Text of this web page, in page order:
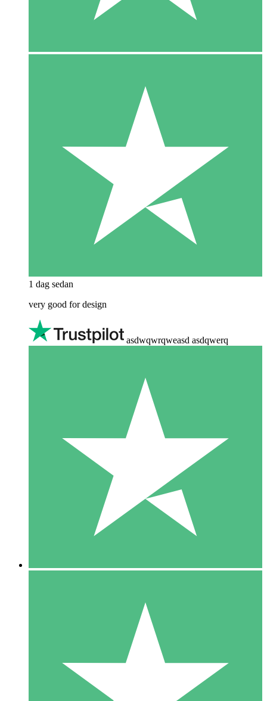
1 dag sedan
very good for design
asdwqwrqweasd asdqwerq